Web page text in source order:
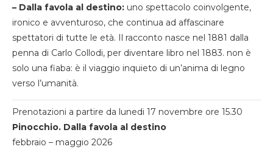
– Dalla favola al destino: uno spettacolo coinvolgente,
ironico e avventuroso, che continua ad affascinare
spettatori di tutte le età. Il racconto nasce nel 1881 dalla
penna di Carlo Collodi, per diventare libro nel 1883. non è
solo una fiaba: è il viaggio inquieto di un’anima di legno
verso l’umanità.
Prenotazioni a partire da lunedi 17 novembre ore 15.30
Pinocchio. Dalla favola al destino
febbraio – maggio 2026